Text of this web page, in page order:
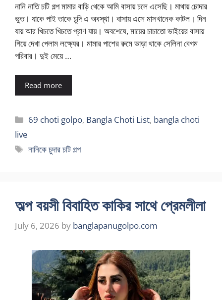
নানি নাতি চটি গল্প মামার বাড়ি থেকে আমি বাসায় চলে এসেছি। মাথায় চোদার
ভুত। যাকে পাই তাকে চুদি এ অবস্থা। বাসায় এসে মাসখানেক কাটল। দিন
যায় আর খিচতে খিচতে প্রাণ যায়। অবশেষে, মায়ের চাচাতো ভাইয়ের বাসায়
গিয়ে দেখা পেলাম লক্ষ্যের। মামার পাশের রুমে ভাড়া থাকে সেলিনা বেগম
পরিবার। দুই মেয়ে …
Read more
Categories
69 choti golpo, Bangla Choti List, bangla choti
live
Tags
নানিকে চুদার চটি গল্প
অল্প বয়সী বিবাহিত কাকির সাথে প্রেমলীলা
July 6, 2026 by banglapanugolpo.com